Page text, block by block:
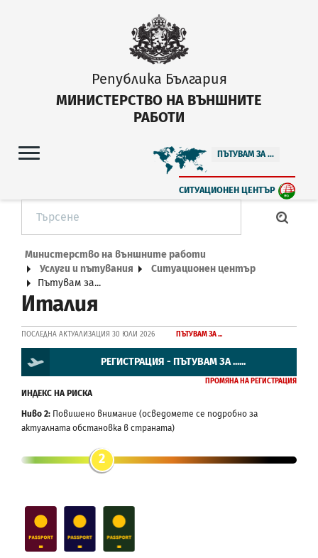
Република България
МИНИСТЕРСТВО НА ВЪНШНИТЕ
РАБОТИ
ПЪТУВАМ ЗА ...
СИТУАЦИОНЕН ЦЕНТЪР
Министерство на външните работи
Услуги и пътувания
Ситуационен център
Пътувам за...
Италия
ПОСЛЕДНА АКТУАЛИЗАЦИЯ 30 ЮЛИ 2026 ПЪТУВАМ ЗА ...
РЕГИСТРАЦИЯ - ПЪТУВАМ ЗА ......
ПРОМЯНА НА РЕГИСТРАЦИЯ
ИНДЕКС НА РИСКА
Ниво 2: Повишено внимание (осведомете се подробно за
актуалната обстановка в страната)
2